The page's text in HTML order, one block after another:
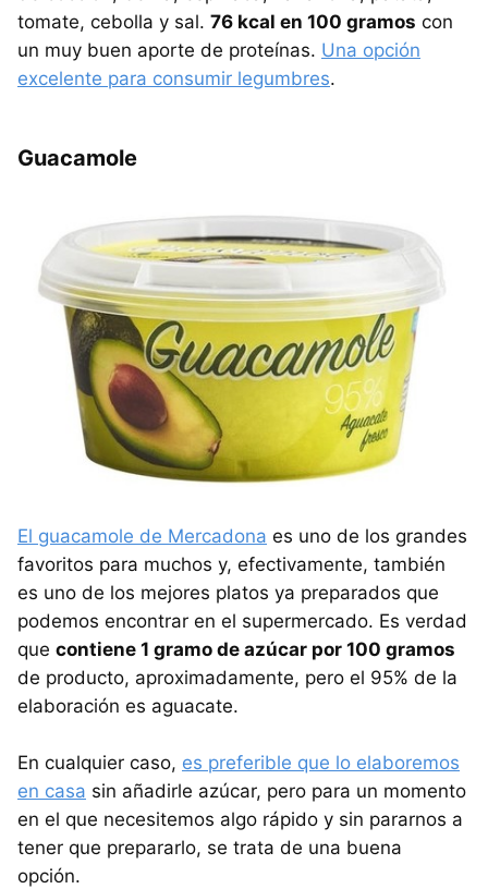
tomate, cebolla y sal. 76 kcal en 100 gramos con
un muy buen aporte de proteínas. Una opción
excelente para consumir legumbres.
Guacamole
El guacamole de Mercadona es uno de los grandes
favoritos para muchos y, efectivamente, también
es uno de los mejores platos ya preparados que
podemos encontrar en el supermercado. Es verdad
que contiene 1 gramo de azúcar por 100 gramos
de producto, aproximadamente, pero el 95% de la
elaboración es aguacate.
En cualquier caso, es preferible que lo elaboremos
en casa sin añadirle azúcar, pero para un momento
en el que necesitemos algo rápido y sin pararnos a
tener que prepararlo, se trata de una buena
opción.